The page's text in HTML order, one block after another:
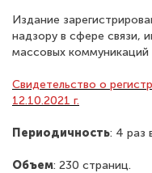
Издание
надзору в сфере связи,
массовых
Свидетельство о
12.10.2021 г.
Периодичность: 4 раз
Объем: 230 страниц.